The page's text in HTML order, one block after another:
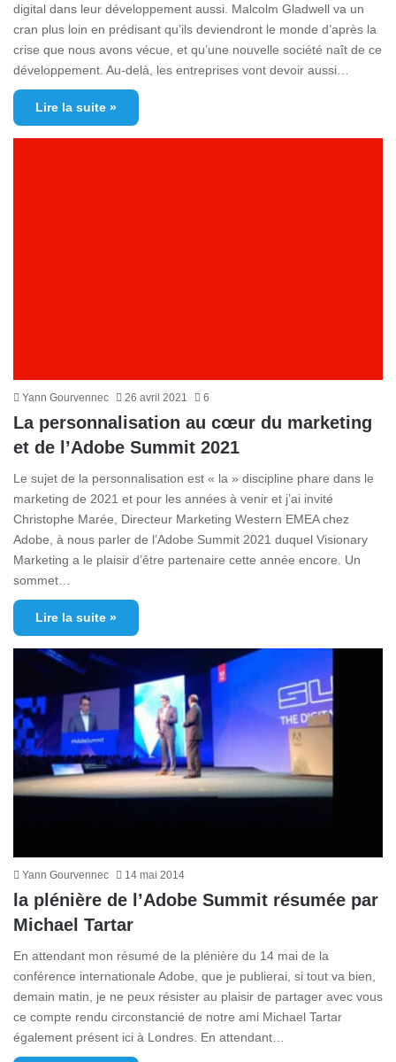
digital dans leur développement aussi. Malcolm Gladwell va un
cran plus loin en prédisant qu’ils deviendront le monde d’après la
crise que nous avons vécue, et qu’une nouvelle société naît de ce
développement. Au-delà, les entreprises vont devoir aussi…
Lire la suite »
Yann Gourvennec 26 avril 2021 6
La personnalisation au cœur du marketing
et de l’Adobe Summit 2021
Le sujet de la personnalisation est « la » discipline phare dans le
marketing de 2021 et pour les années à venir et j’ai invité
Christophe Marée, Directeur Marketing Western EMEA chez
Adobe, à nous parler de l’Adobe Summit 2021 duquel Visionary
Marketing a le plaisir d’être partenaire cette année encore. Un
sommet…
Lire la suite »
Yann Gourvennec 14 mai 2014
la plénière de l’Adobe Summit résumée par
Michael Tartar
En attendant mon résumé de la plénière du 14 mai de la
conférence internationale Adobe, que je publierai, si tout va bien,
demain matin, je ne peux résister au plaisir de partager avec vous
ce compte rendu circonstancié de notre ami Michael Tartar
également présent ici à Londres. En attendant…